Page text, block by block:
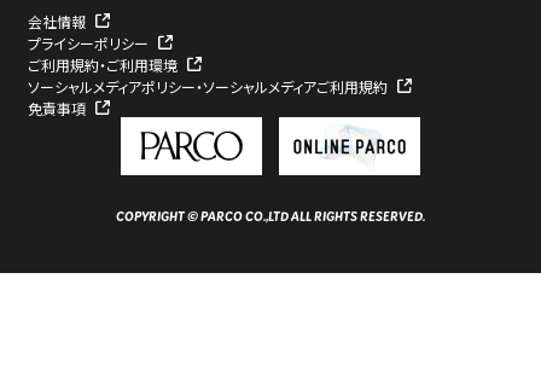
会社情報
プライシーポリシー
ご利用規約・ご利用環境
ソーシャルメディアポリシー・ソーシャルメディアご利用規約
免責事項
COPYRIGHT © PARCO CO.,LTD ALL RIGHTS RESERVED.